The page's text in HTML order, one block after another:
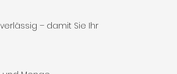
– damit Sie Ihr